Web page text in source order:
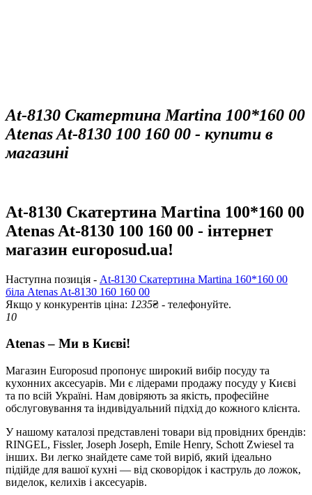
At-8130 Скатертина Martina 100*160 00
Atenas At-8130 100 160 00 - купити в
магазині
At-8130 Скатертина Martina 100*160 00
Atenas At-8130 100 160 00 - інтернет
магазин europosud.ua!
Наступна позиція - At-8130 Скатертина Martina 160*160 00
біла Atenas At-8130 160 160 00
Якщо у конкурентів ціна: 1235₴ - телефонуйте.
10
Atenas – Ми в Києві!
Магазин Europosud пропонує широкий вибір посуду та
кухонних аксесуарів. Ми є лідерами продажу посуду у Києві
та по всій Україні. Нам довіряють за якість, професійне
обслуговування та індивідуальний підхід до кожного клієнта.
У нашому каталозі представлені товари від провідних брендів:
RINGEL, Fissler, Joseph Joseph, Emile Henry, Schott Zwiesel та
інших. Ви легко знайдете саме той виріб, який ідеально
підійде для вашої кухні — від сковорідок і каструль до ложок,
виделок, келихів і аксесуарів.